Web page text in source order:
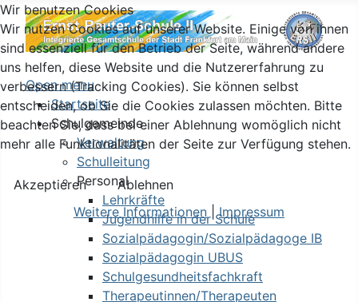
Open menu
Startseite
Schulgemeinde
Verwaltung
Schulleitung
Personal
Lehrkräfte
Jugendhilfe in der Schule
Sozialpädagogin/Sozialpädagoge IB
Sozialpädagogin UBUS
Schulgesundheitsfachkraft
Therapeutinnen/Therapeuten
Wir benutzen Cookies
Wir nutzen Cookies auf unserer Website. Einige von ihnen
sind essenziell für den Betrieb der Seite, während andere
uns helfen, diese Website und die Nutzererfahrung zu
verbessern (Tracking Cookies). Sie können selbst
entscheiden, ob Sie die Cookies zulassen möchten. Bitte
beachten Sie, dass bei einer Ablehnung womöglich nicht
mehr alle Funktionalitäten der Seite zur Verfügung stehen.
Akzeptieren
Ablehnen
Weitere Informationen |Impressum